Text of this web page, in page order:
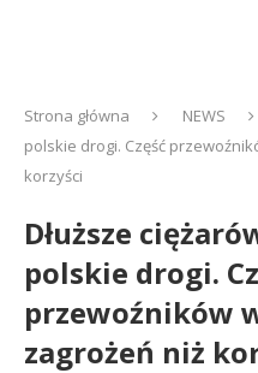
Strona główna NEWS
polskie drogi. Część
korzyści
Dłuższe
polskie drogi.
przewoźników
zagrożeń niż